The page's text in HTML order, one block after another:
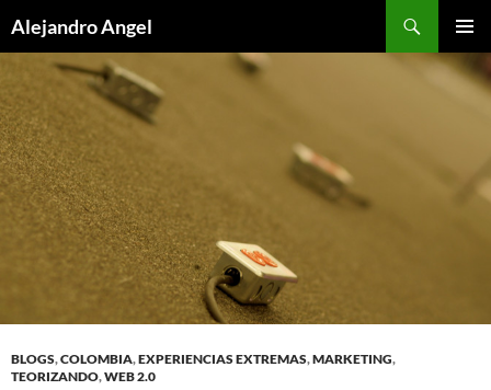
to
content
Alejandro Angel
MENU
BLOGS,COLOMBIA,EXPERIENCIAS EXTREMAS,MARKETING,
TEORIZANDO,WEB 2.0